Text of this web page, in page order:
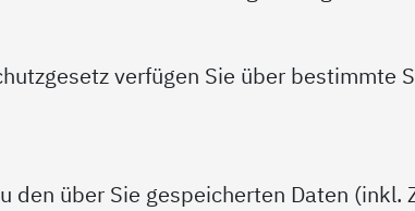
verfügen Sie über bestimmte
den über Sie gespeicherten Daten